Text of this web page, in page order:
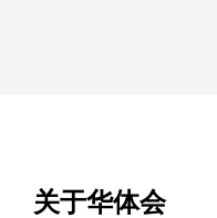
关于华体会